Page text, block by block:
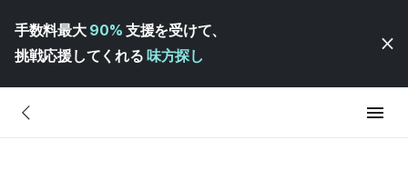
手数料最大 90% 支援を受けて、
挑戦応援してくれる 味方探し